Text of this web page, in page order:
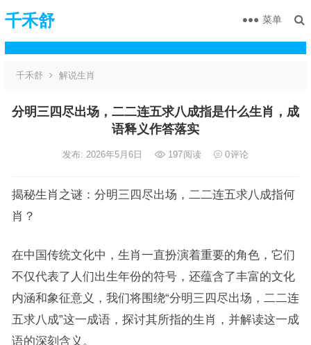
千禾舒 菜单
千禾舒 解说生肖
分明三四尽出场，二二连五求八成指是什么生肖，成
语释义作答落实
发布: 2026年5月6日 197阅读 0评论
揭秘生肖之谜：分明三四尽出场，二二连五求八成指何
肖？
在中国传统文化中，生肖一直扮演着重要的角色，它们
不仅代表了人们出生年份的符号，还蕴含了丰富的文化
内涵和象征意义，我们将围绕“分明三四尽出场，二二连
五求八成”这一成语，探讨其所指的生肖，并解读这一成
语的深刻含义。